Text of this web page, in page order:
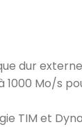
dur
1000 Mo/s
TIM et